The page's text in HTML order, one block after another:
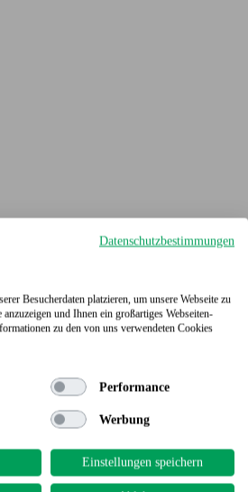
Datenschutzbestimmungen
Besucherdaten platzieren, um unsere Webseite zu
und Ihnen ein großartiges Webseiten-
zu den von uns verwendeten Cookies
Performance
Werbung
Einstellungen speichern